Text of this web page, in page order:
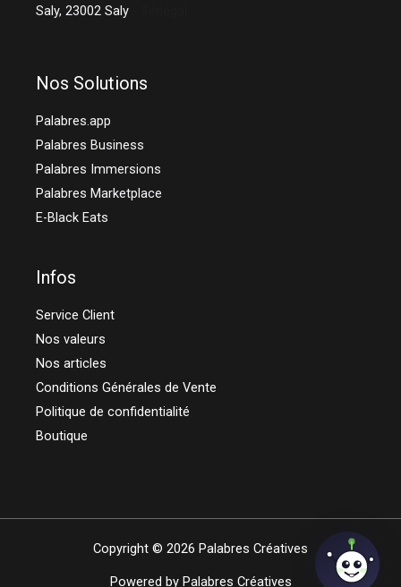
Saly,23002 Saly
Nos Solutions
Palabres.app
Palabres Business
Palabres Immersions
Palabres Marketplace
E-Black Eats
Infos
Service Client
Nos valeurs
Nos articles
Conditions Générales de Vente
Politique de confidentialité
Boutique
Copyright © 2026 Palabres Créatives
Powered by Palabres Créatives